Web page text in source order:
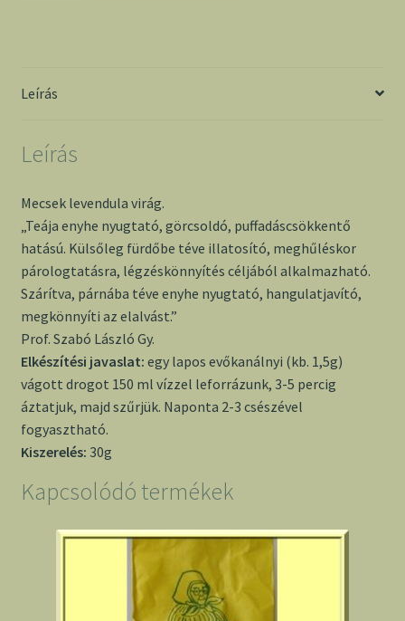
Leírás
Leírás
Mecsek levendula virág.
„Teája enyhe nyugtató, görcsoldó, puffadáscsökkentő
hatású. Külsőleg fürdőbe téve illatosító, meghűléskor
párologtatásra, légzéskönnyítés céljából alkalmazható.
Szárítva, párnába téve enyhe nyugtató, hangulatjavító,
megkönnyíti az elalvást.”
Prof. Szabó László Gy.
Elkészítési javaslat: egy lapos evőkanálnyi (kb. 1,5g)
vágott drogot 150 ml vízzel leforrázunk, 3-5 percig
áztatjuk, majd szűrjük. Naponta 2-3 csészével
fogyasztható.
Kiszerelés: 30g
Kapcsolódó termékek